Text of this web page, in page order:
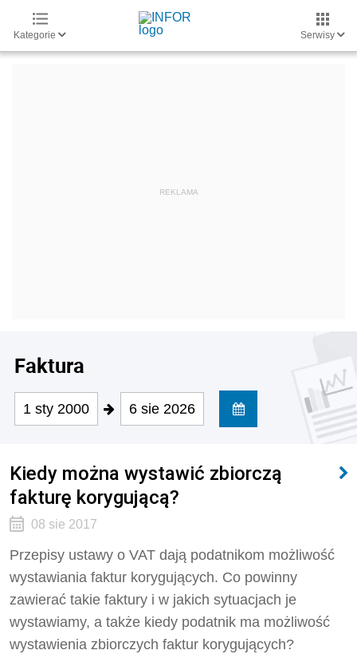
Kategorie Serwisy
Faktura
1 sty 2000 6 sie 2026
Kiedy można wystawić zbiorczą
fakturę korygującą?
08 sie 2017
Przepisy ustawy o VAT dają podatnikom możliwość
wystawiania faktur korygujących. Co powinny
zawierać takie faktury i w jakich sytuacjach je
wystawiamy, a także kiedy podatnik ma możliwość
wystawienia zbiorczych faktur korygujących?